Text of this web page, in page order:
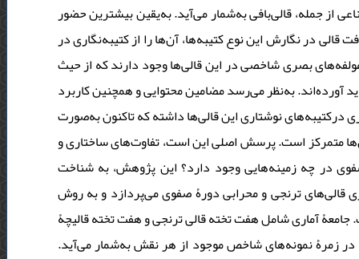
از جمله، قالی‌بافی به‌شمار می‌آید. به‌یقین بیشترین حضور
در نگارش این نوع کتیبه‌ها، آن‌ها را از کتیبه‌نگاری در
مولفه‌های بصری شاخصی در این قالی‌ها وجود دارند که از حیث
آورده‌اند. به‌نظر می‌رسد مضامین محتوایی و همچنین کاربرد
درکتیبه‌های نوشتاری این قالی‌ها داشته که تا‌کنون به‌صورت
متمرکز است. پرسش اصلی این است، تفاوت‌های ساختاری و
در چه زمینه‌هایی وجود دارد؟ این پژوهش، به شناخت
قالی‌های ترنجی و محرابی دورۀ صفوی می‌پردازد و به روش
آماری شامل هفت تخته‌ قالی ترنجی و هفت تخته قالیچۀ
زمرۀ نمونه‌های شاخص موجود از هر نقش به‌شمار می‌آید.